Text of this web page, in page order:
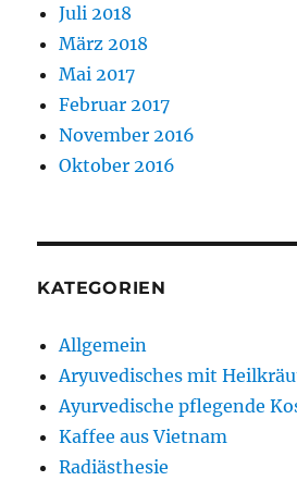
Juli 2018
März 2018
Mai 2017
Februar 2017
November 2016
Oktober 2016
KATEGORIEN
Allgemein
Aryuvedisches mit
Ayurvedische pflegende
Kaffee aus Vietnam
Radiästhesie